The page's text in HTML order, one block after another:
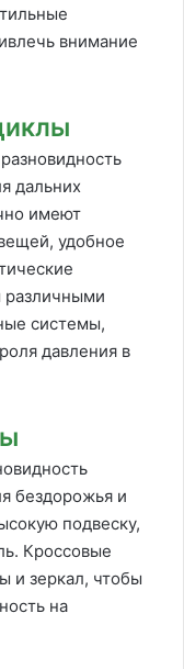
внимание
дальних
имеют
удобное
системы,
давления в
бездорожья и
подвеску,
Кроссовые
и зеркал, чтобы
на